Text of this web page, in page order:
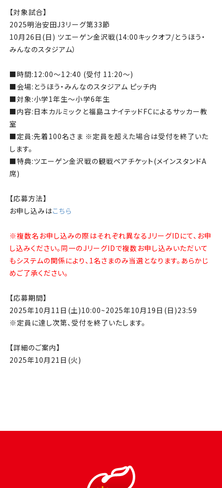
【対象試合】
2025明治安田J3リーグ第33節
10月26日(日) ツエーゲン金沢戦(14:00キックオフ/とうほう・
みんなのスタジアム）
■時間:12:00〜12:40 (受付 11:20〜)
■会場:とうほう・みんなのスタジアム ピッチ内
■対象:小学1年生〜小学6年生
■内容:日本カルミックと福島ユナイテッドFCによるサッカー教
室
■定員:先着100名さま ※定員を超えた場合は受付を終了いた
します。
■特典:ツエーゲン金沢戦の観戦ペアチケット(メインスタンドA
席)
【応募方法】
お申し込みはこちら
※複数名お申し込みの際はそれぞれ異なるJリーグIDにて、お申
し込みください。同一のJリーグIDで複数お申し込みいただいて
もシステムの関係により、1名さまのみ当選となります。あらかじ
めご了承ください。
【応募期間】
2025年10月11日(土)10:00~2025年10月19日(日)23:59
※定員に達し次第、受付を終了いたします。
【詳細のご案内】
2025年10月21日(火)